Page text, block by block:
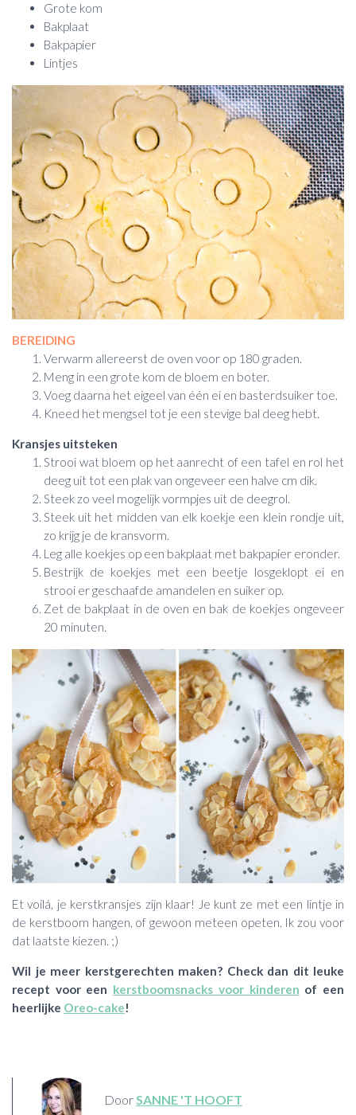
Grote kom
Bakplaat
Bakpapier
Lintjes
BEREIDING
Verwarm allereerst de oven voor op 180 graden.
Meng in een grote kom de bloem en boter.
Voeg daarna het eigeel van één ei en basterdsuiker toe.
Kneed het mengsel tot je een stevige bal deeg hebt.
Kransjes uitsteken
Strooi wat bloem op het aanrecht of een tafel en rol het
deeg uit tot een plak van ongeveer een halve cm dik.
Steek zo veel mogelijk vormpjes uit de deegrol.
Steek uit het midden van elk koekje een klein rondje uit,
zo krijg je de kransvorm.
Leg alle koekjes op een bakplaat met bakpapier eronder.
Bestrijk de koekjes met een beetje losgeklopt ei en
strooi er geschaafde amandelen en suiker op.
Zet de bakplaat in de oven en bak de koekjes ongeveer
20 minuten.
Et voilá, je kerstkransjes zijn klaar! Je kunt ze met een lintje in
de kerstboom hangen, of gewoon meteen opeten. Ik zou voor
dat laatste kiezen. ;)
Wil je meer kerstgerechten maken? Check dan dit leuke
recept voor een kerstboomsnacks voor kinderen of een
heerlijke Oreo-cake!
Door SANNE 'T HOOFT